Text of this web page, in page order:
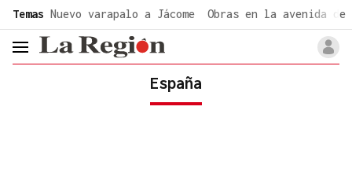
Temas Nuevo varapalo a Jácome Obras en la avenida de
header.menu.open
España